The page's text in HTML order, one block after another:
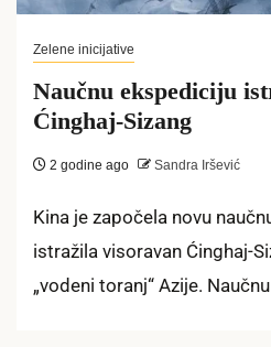
Zelene inicijative
Naučnu ekspediciju
Ćinghaj-Sizang
2 godine ago Sandra Iršević
Kina je započela novu
istražila visoravan Ćinghaj-
„vodeni toranj“ Azije.